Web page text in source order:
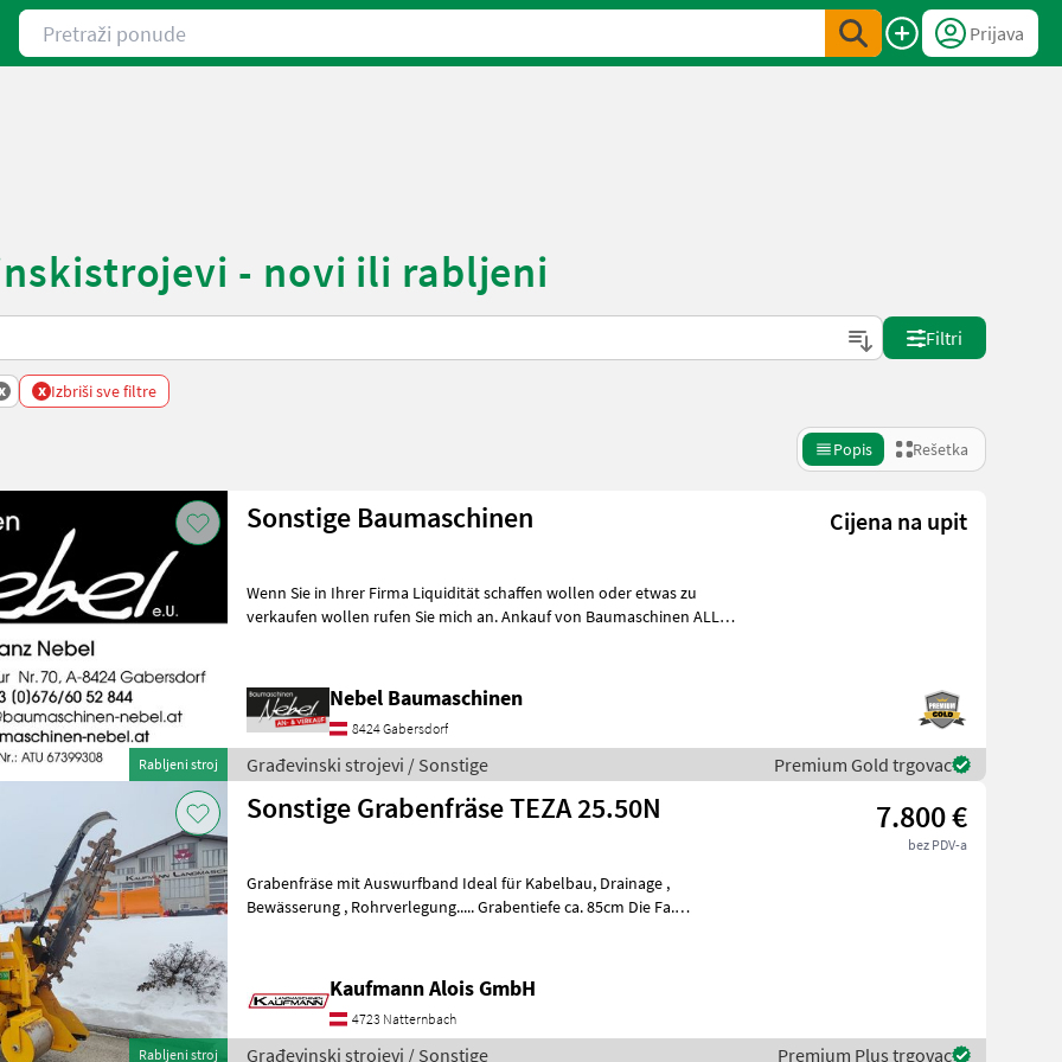
Pretraži ponude
Prijava
- novi ili rabljeni
Filtri
x Izbriši sve filtre
Popis Rešetka
Rabljeni stroj
Sonstige Baumaschinen Cijena na upit
Wenn Sie in Ihrer Firma Liquidität schaffen wollen oder etwas zu
verkaufen wollen rufen Sie mich an. Ankauf von Baumaschinen ALLER
Nebel Baumaschinen
8424 Gabersdorf
Građevinski strojevi / Sonstige Premium Gold trgovac
Rabljeni stroj
Sonstige Grabenfräse TEZA 25.50N 7.800 €
bez PDV-a
Grabenfräse mit Auswurfband Ideal für Kabelbau, Drainage ,
Bewässerung , Rohrverlegung..... Grabentiefe ca. 85cm Die Fa.
Kaufmann Alois GmbH
4723 Natternbach
Građevinski strojevi / Sonstige Premium Plus trgovac